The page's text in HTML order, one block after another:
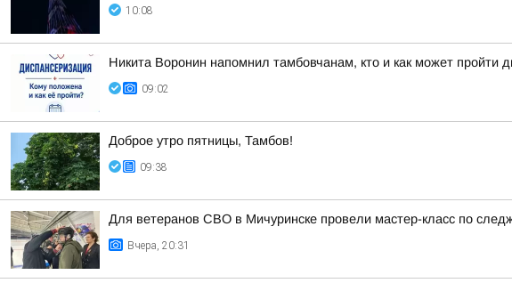
10:08
Никита Воронин напомнил тамбовчанам, кто и как может пройти
09:02
Доброе утро пятницы, Тамбов!
09:38
Для ветеранов СВО в Мичуринске провели мастер-класс по
Вчера, 20:31